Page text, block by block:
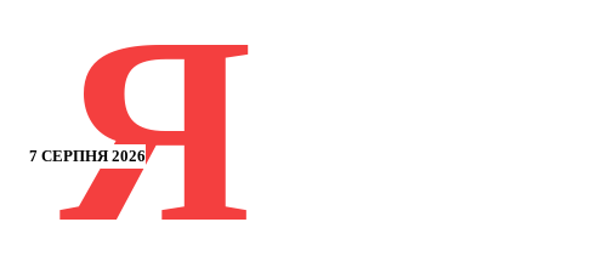
7 СЕРПНЯ 2026
Я